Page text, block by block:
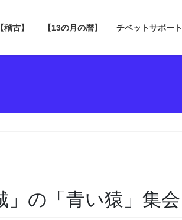
【稽古】 【13の月の暦】 チベットサポート
」の「青い猿」集会